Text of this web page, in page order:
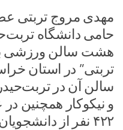
مهدی مروج تربتی
حامی دانشگاه
هشت سالن ورزشی به
تربتی” در استان
سالن آن در
و نیکوکار همچنین
۴۲۲ نفر از